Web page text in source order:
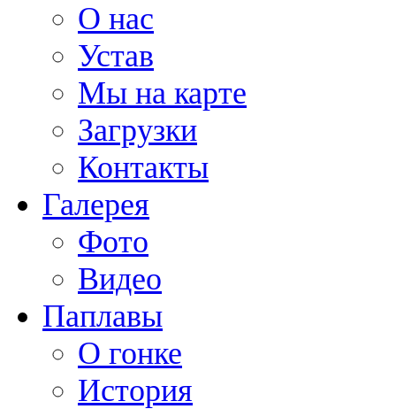
О нас
Устав
Мы на карте
Загрузки
Контакты
Галерея
Фото
Видео
Паплавы
О гонке
История